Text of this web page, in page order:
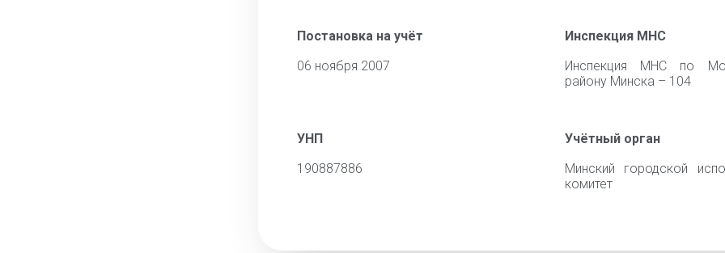
Постановка на учёт
06 ноября 2007
Инспекция МНС
Инспекция МНС по
району Минска – 104
УНП
190887886
Учётный орган
Минский городской
комитет